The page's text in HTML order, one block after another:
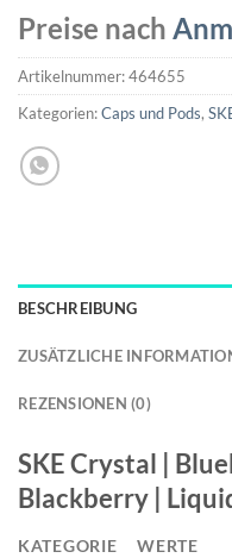
Preise nach
Artikelnummer:464655
Kategorien:Caps und Pods,
BESCHREIBUNG
ZUSÄTZLICHE
REZENSIONEN (0)
SKE Crystal |
Blackberry |
KATEGORIE
WERTE